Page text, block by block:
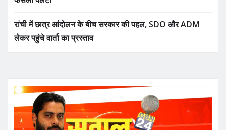
रांची में छात्र आंदोलन के बीच सरकार की पहल, SDO और ADM
लेकर पहुंचे वार्ता का प्रस्ताव